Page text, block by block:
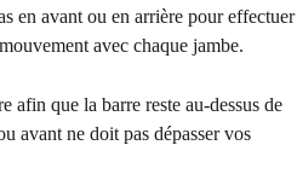
en avant ou en arrière pour effectuer
avec chaque jambe.
afin que la barre reste au-dessus de
avant ne doit pas dépasser vos